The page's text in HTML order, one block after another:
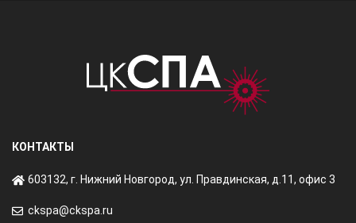
КОНТАКТЫ
603132, г. Нижний Новгород, ул. Правдинская, д.11, офис 3
ckspa@ckspa.ru